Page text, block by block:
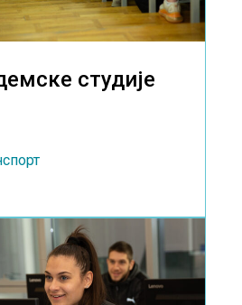
студије